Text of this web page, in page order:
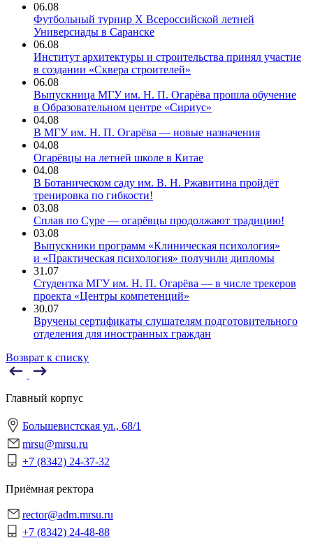
06.08
Футбольный турнир X Всероссийской летней
Универсиады в Саранске
06.08
Институт архитектуры и строительства принял участие
в создании «Сквера строителей»
06.08
Выпускница МГУ им. Н. П. Огарёва прошла обучение
в Образовательном центре «Сириус»
04.08
В МГУ им. Н. П. Огарёва — новые назначения
04.08
Огарёвцы на летней школе в Китае
04.08
В Ботаническом саду им. В. Н. Ржавитина пройдёт
тренировка по гибкости!
03.08
Сплав по Суре — огарёвцы продолжают традицию!
03.08
Выпускники программ «Клиническая психология»
и «Практическая психология» получили дипломы
31.07
Студентка МГУ им. Н. П. Огарёва — в числе трекеров
проекта «Центры компетенций»
30.07
Вручены сертификаты слушателям подготовительного
отделения для иностранных граждан
Возврат к списку
Главный корпус
Большевистская ул., 68/1
mrsu@mrsu.ru
+7 (8342) 24-37-32
Приёмная ректора
rector@adm.mrsu.ru
+7 (8342) 24-48-88